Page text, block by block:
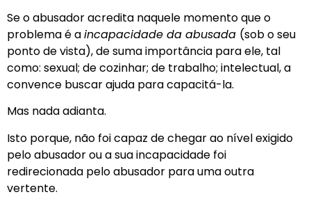
Se o abusador acredita naquele momento que o
problema é aincapacidade da abusada (sob o seu
ponto de vista), de suma importância para ele, tal
como: sexual; de cozinhar; de trabalho; intelectual, a
convence buscar ajuda para capacitá-la.
Mas nada adianta.
Isto porque, não foi capaz de chegar ao nível exigido
pelo abusador ou a sua incapacidade foi
redirecionada pelo abusador para uma outra
vertente.